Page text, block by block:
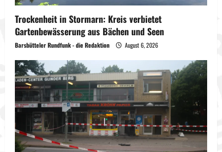
Trockenheit in Stormarn: Kreis verbietet
Gartenbewässerung aus Bächen und Seen
Barsbütteler Rundfunk - die Redaktion August 6, 2026